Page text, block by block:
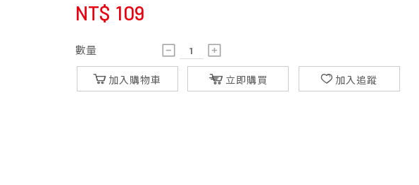
NT$ 109
數量
加入購物車 立即購買 加入追蹤